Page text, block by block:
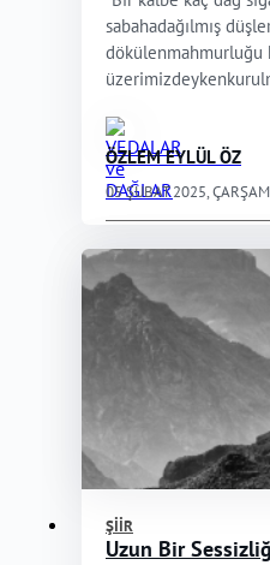
sabahadağılmış
dökülenmahmurluğu
ÖZLEM EYLÜL ÖZ
05 ŞUBAT 2025,
ŞIIR
Uzun Bir